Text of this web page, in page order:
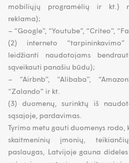
mobiliųjų programėlių ir kt.)
reklama);
– “Google”, “Youtube”, “Criteo”,
(2) interneto
leidžianti naudotojams
sąveikauti panašiu būdu);
– “Airbnb”, “Alibaba”,
“Zalando” ir kt.
(3) duomenų, surinktų iš
sąsajoje, pardavimas.
Tyrimo metu gauti duomenys rodo,
skaitmeninių įmonių,
paslaugas, Latvijoje gauna